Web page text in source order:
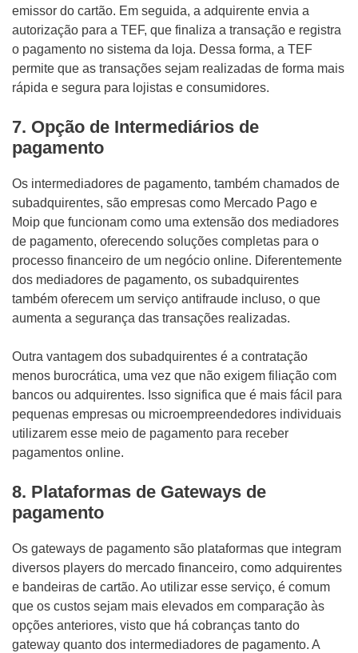
emissor do cartão. Em seguida, a adquirente envia a
autorização para a TEF, que finaliza a transação e registra
o pagamento no sistema da loja. Dessa forma, a TEF
permite que as transações sejam realizadas de forma mais
rápida e segura para lojistas e consumidores.
7. Opção de Intermediários de
pagamento
Os intermediadores de pagamento, também chamados de
subadquirentes, são empresas como Mercado Pago e
Moip que funcionam como uma extensão dos mediadores
de pagamento, oferecendo soluções completas para o
processo financeiro de um negócio online. Diferentemente
dos mediadores de pagamento, os subadquirentes
também oferecem um serviço antifraude incluso, o que
aumenta a segurança das transações realizadas.
Outra vantagem dos subadquirentes é a contratação
menos burocrática, uma vez que não exigem filiação com
bancos ou adquirentes. Isso significa que é mais fácil para
pequenas empresas ou microempreendedores individuais
utilizarem esse meio de pagamento para receber
pagamentos online.
8. Plataformas de Gateways de
pagamento
Os gateways de pagamento são plataformas que integram
diversos players do mercado financeiro, como adquirentes
e bandeiras de cartão. Ao utilizar esse serviço, é comum
que os custos sejam mais elevados em comparação às
opções anteriores, visto que há cobranças tanto do
gateway quanto dos intermediadores de pagamento. A